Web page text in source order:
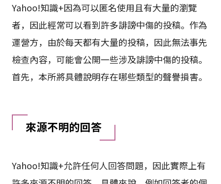
Yahoo!知識+因為可以匿名使用且有大量的瀏覽
者，因此經常可以看到許多誹謗中傷的投稿。作為
運營方，由於每天都有大量的投稿，因此無法事先
檢查內容，可能會公開一些涉及誹謗中傷的投稿。